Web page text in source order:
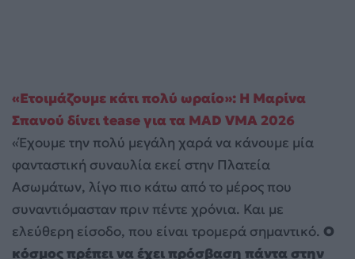
«Ετοιμάζουμε κάτι πολύ ωραίο»: Η Μαρίνα
Σπανού δίνει tease για τα MAD VMA 2026
«Έχουμε την πολύ μεγάλη χαρά να κάνουμε μία
φανταστική συναυλία εκεί στην Πλατεία
Ασωμάτων, λίγο πιο κάτω από το μέρος που
συναντιόμασταν πριν πέντε χρόνια. Και με
ελεύθερη είσοδο, που είναι τρομερά σημαντικό. Ο
κόσμος πρέπει να έχει πρόσβαση πάντα στην